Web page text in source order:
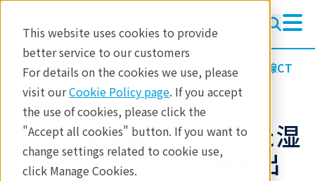
This website uses cookies to provide
better service to our customers
For details on the cookies we use, please
visit ourCookie Policy page. If you accept
the use of cookies, please click the
"Accept all cookies" button. If you want to
change settings related to cookie use,
click Manage Cookies.
製品 イメージングと非破壊検査
X線CT
アプリケーションノート
マイクロX線CTを用いた湿
布薬中の結晶の体積算出